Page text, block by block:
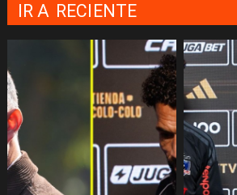
IR A RECIENTE